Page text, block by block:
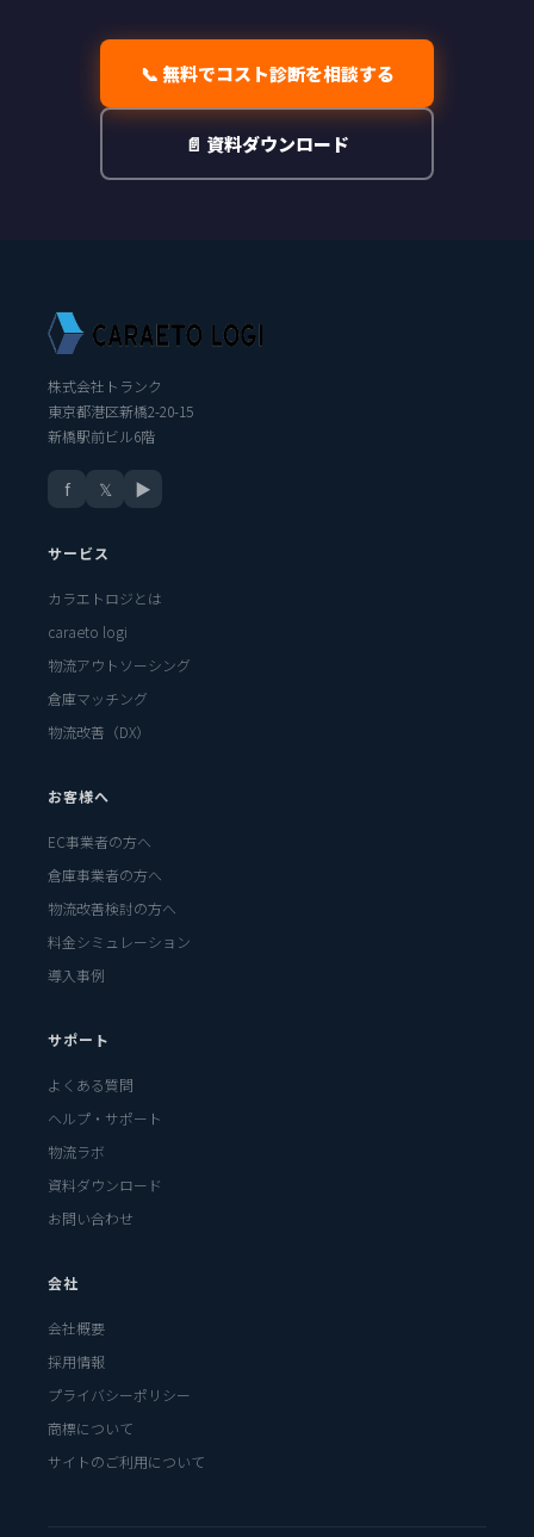
📞 無料でコスト診断を相談する
📄 資料ダウンロード
株式会社トランク
東京都港区新橋2-20-15
新橋駅前ビル6階
f 𝕏 ▶
サービス
カラエトロジとは
caraeto logi
物流アウトソーシング
倉庫マッチング
物流改善（DX）
お客様へ
EC事業者の方へ
倉庫事業者の方へ
物流改善検討の方へ
料金シミュレーション
導入事例
サポート
よくある質問
ヘルプ・サポート
物流ラボ
資料ダウンロード
お問い合わせ
会社
会社概要
採用情報
プライバシーポリシー
商標について
サイトのご利用について